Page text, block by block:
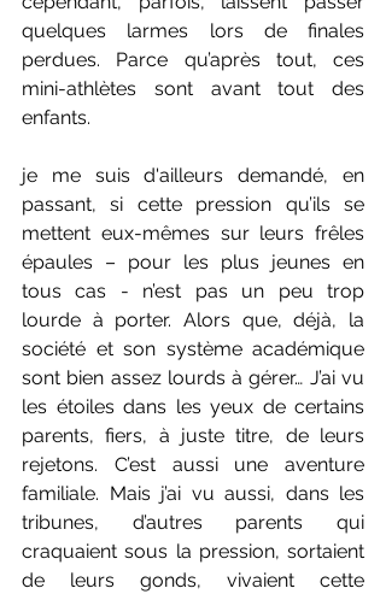
quelques larmes lors de finales
perdues. Parce qu’après tout, ces
mini-athlètes sont avant tout des
enfants.
je me suis d'ailleurs demandé, en
passant, si cette pression qu’ils se
mettent eux-mêmes sur leurs frêles
épaules – pour les plus jeunes en
tous cas - n’est pas un peu trop
lourde à porter. Alors que, déjà, la
société et son système académique
sont bien assez lourds à gérer… J’ai vu
les étoiles dans les yeux de certains
parents, fiers, à juste titre, de leurs
rejetons. C’est aussi une aventure
familiale. Mais j’ai vu aussi, dans les
tribunes, d’autres parents qui
craquaient sous la pression, sortaient
de leurs gonds, vivaient cette